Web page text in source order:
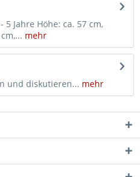
Jahre Höhe: ca. 57 cm,
mehr
und diskutieren... mehr